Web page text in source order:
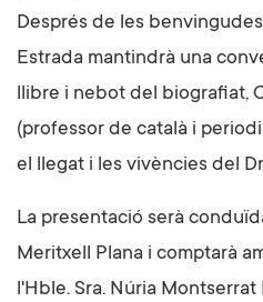
Després de les
Estrada mantindrà una
llibre i nebot del biografiat,
(professor de català i
el llegat i les vivències del
La presentació serà
Meritxell Plana i comptarà
l'Hble. Sra. Núria